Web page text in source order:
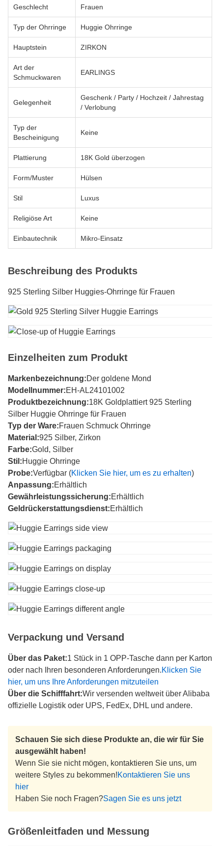
Geschlecht Frauen
Typ der Ohrringe Huggie Ohrringe
Hauptstein ZIRKON
Art der
Schmuckwaren
EARLINGS
Gelegenheit
Geschenk / Party / Hochzeit / Jahrestag
/ Verlobung
Typ der
Bescheinigung
Keine
Plattierung 18K Gold überzogen
Form/Muster Hülsen
Stil Luxus
Religiöse Art Keine
Einbautechnik Mikro-Einsatz
Beschreibung des Produkts
925 Sterling Silber Huggies-Ohrringe für Frauen
Einzelheiten zum Produkt
Markenbezeichnung:Der goldene Mond
Modellnummer:EH-AL24101002
Produktbezeichnung:18K Goldplattiert 925 Sterling
Silber Huggie Ohrringe für Frauen
Typ der Ware:Frauen Schmuck Ohrringe
Material:925 Silber, Zirkon
Farbe:Gold, Silber
Stil:Huggie Ohrringe
Probe:Verfügbar (Klicken Sie hier, um es zu erhalten)
Anpassung:Erhältlich
Gewährleistungssicherung:Erhältlich
Geldrückerstattungsdienst:Erhältlich
Verpackung und Versand
Über das Paket:1 Stück in 1 OPP-Tasche dann per Karton
oder nach Ihren besonderen Anforderungen.Klicken Sie
hier, um uns Ihre Anforderungen mitzuteilen
Über die Schifffahrt:Wir versenden weltweit über Alibaba
offizielle Logistik oder UPS, FedEx, DHL und andere.
Schauen Sie sich diese Produkte an, die wir für Sie
ausgewählt haben!
Wenn Sie sie nicht mögen, kontaktieren Sie uns, um
weitere Styles zu bekommen!Kontaktieren Sie uns
hier
Haben Sie noch Fragen?Sagen Sie es uns jetzt
Größenleitfaden und Messung